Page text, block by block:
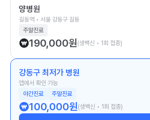
양병원
길동역 • 서울 강동구 길동
주말진료
190,000원(생백신 • 1회 접종)
강동구 최저가 병원
앱에서 확인 가능
야간진료
주말진료
100,000원(생백신 • 1회 접종)